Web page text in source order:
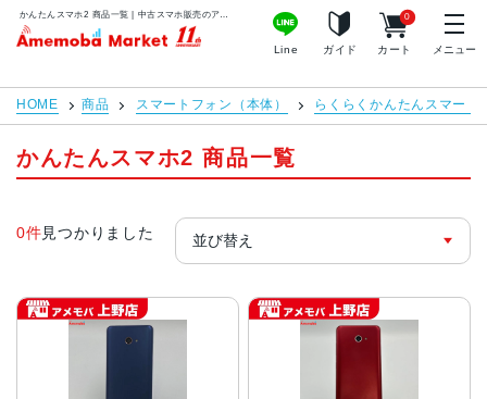
アメモバマーケット
Line ガイド カート
0
メニュー
HOME 商品 スマートフォン（本体） らくらくかんたんスマート
かんたんスマホ2 商品一覧
0件見つかりました